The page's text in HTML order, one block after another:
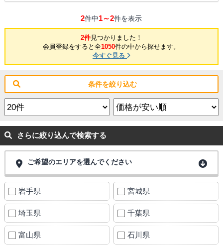
2件中1～2件を表示
2件見つかりました！
会員登録をすると全1050件の中から探せます。
今すぐ見る
条件を絞り込む
さらに絞り込んで検索する
ご希望のエリアを選んでください
岩手県 宮城県
埼玉県 千葉県
富山県 石川県